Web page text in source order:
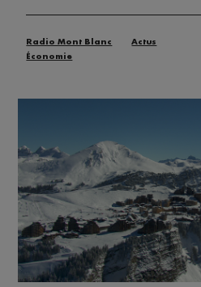
Radio Mont Blanc
Actus
Économie